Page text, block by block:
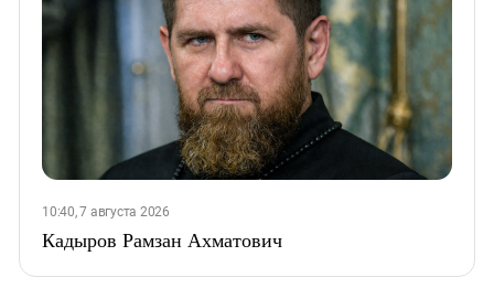
10:40, 7 августа 2026
Кадыров Рамзан Ахматович